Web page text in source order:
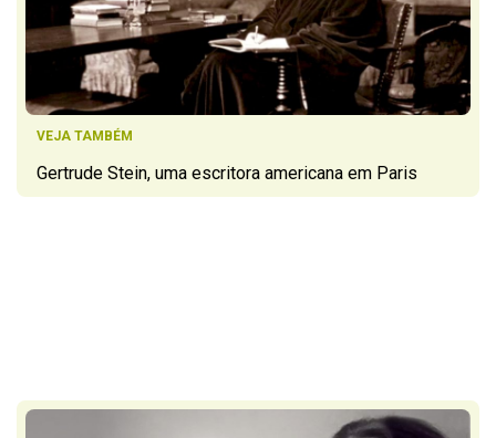
VEJA TAMBÉM
Gertrude Stein, uma escritora americana em Paris